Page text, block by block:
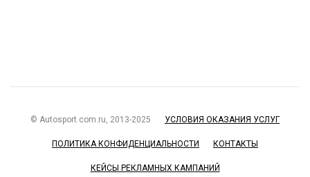
© Autosport.com.ru, 2013-2025 УСЛОВИЯ ОКАЗАНИЯ УСЛУГ
ПОЛИТИКА КОНФИДЕНЦИАЛЬНОСТИ КОНТАКТЫ
КЕЙСЫ РЕКЛАМНЫХ КАМПАНИЙ